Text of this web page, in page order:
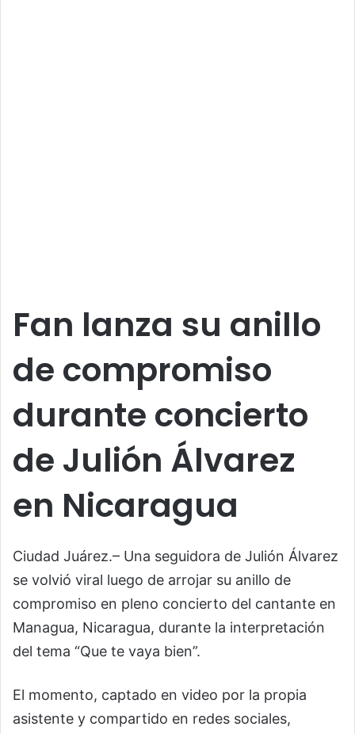
Fan lanza su anillo
de compromiso
durante concierto
de Julión Álvarez
en Nicaragua
Ciudad Juárez.– Una seguidora de Julión Álvarez
se volvió viral luego de arrojar su anillo de
compromiso en pleno concierto del cantante en
Managua, Nicaragua, durante la interpretación
del tema “Que te vaya bien”.
El momento, captado en video por la propia
asistente y compartido en redes sociales,